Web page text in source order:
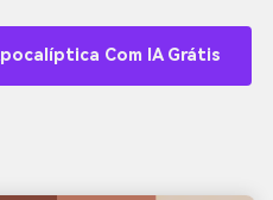
Com IA Grátis